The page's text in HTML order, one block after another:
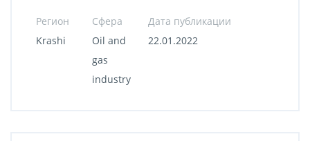
Регион Сфера
Дата публикации
Krashi
Oil and
gas
industry
22.01.2022